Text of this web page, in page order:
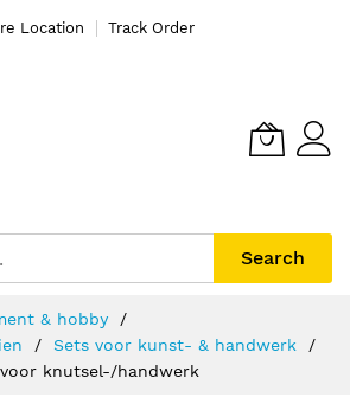
Location Track Order
Search
& hobby
Sets voor kunst- & handwerk
knutsel-/handwerk